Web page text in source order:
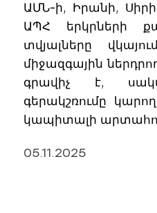
ԱՄՆ-ի, Իրանի,
ԱՊՀ երկրների
տվյալները
միջազգային
գրավիչ է,
գերակշռումը
կապիտալի
05.11.2025